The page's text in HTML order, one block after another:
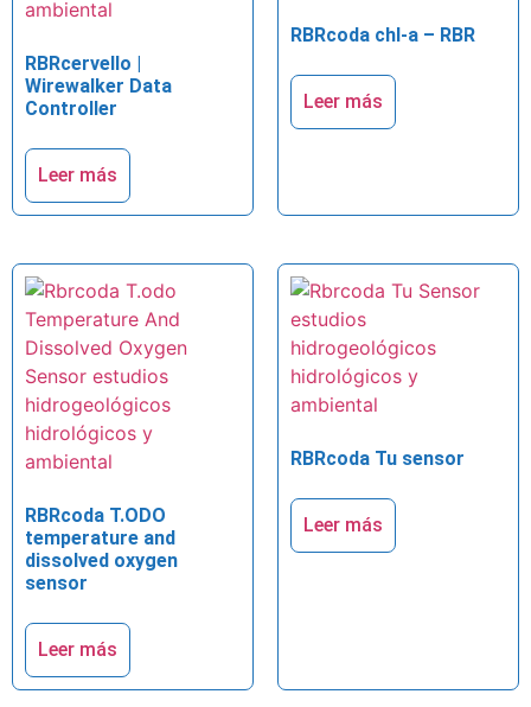
RBRcervello |
Wirewalker Data
Controller
Leer más
RBRcoda chl-a – RBR
Leer más
RBRcoda T.ODO
temperature and
dissolved oxygen
sensor
Leer más
RBRcoda Tu sensor
Leer más